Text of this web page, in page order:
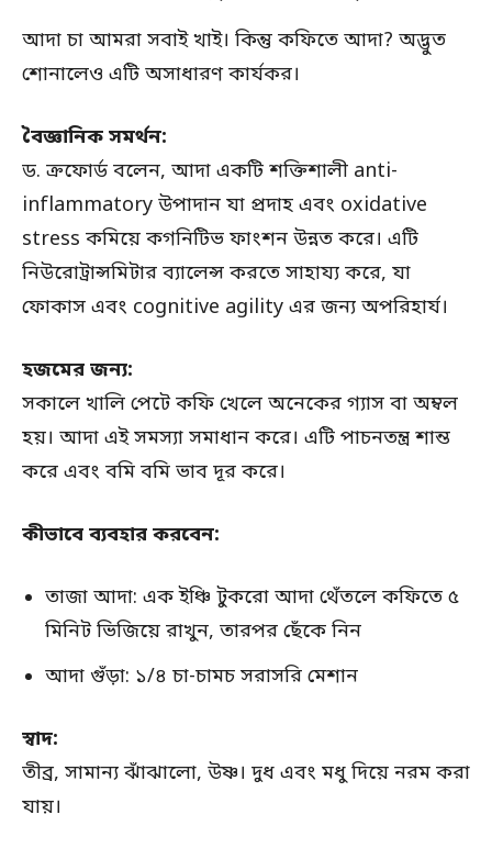
আদা চা আমরা সবাই খাই। কিন্তু কফিতে আদা? অদ্ভুত
শোনালেও এটি অসাধারণ কার্যকর।
বৈজ্ঞানিক সমর্থন:
ড. ক্রফোর্ড বলেন, আদা একটি শক্তিশালী anti-
inflammatory উপাদান যা প্রদাহ এবং oxidative
stress কমিয়ে কগনিটিভ ফাংশন উন্নত করে। এটি
নিউরোট্রান্সমিটার ব্যালেন্স করতে সাহায্য করে, যা
ফোকাস এবং cognitive agility এর জন্য অপরিহার্য।
হজমের জন্য:
সকালে খালি পেটে কফি খেলে অনেকের গ্যাস বা অম্বল
হয়। আদা এই সমস্যা সমাধান করে। এটি পাচনতন্ত্র শান্ত
করে এবং বমি বমি ভাব দূর করে।
কীভাবে ব্যবহার করবেন:
তাজা আদা: এক ইঞ্চি টুকরো আদা থেঁতলে কফিতে ৫
মিনিট ভিজিয়ে রাখুন, তারপর ছেঁকে নিন
আদা গুঁড়া: ১/৪ চা-চামচ সরাসরি মেশান
স্বাদ:
তীব্র, সামান্য ঝাঁঝালো, উষ্ণ। দুধ এবং মধু দিয়ে নরম করা
যায়।